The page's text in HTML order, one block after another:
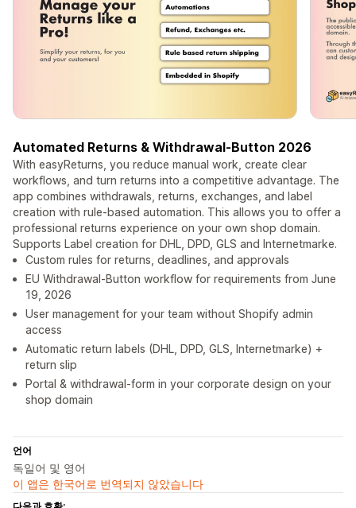
Automated Returns & Withdrawal-Button 2026
With easyReturns, you reduce manual work, create clear
workflows, and turn returns into a competitive advantage. The
app combines withdrawals, returns, exchanges, and label
creation with rule-based automation. This allows you to offer a
professional returns experience on your own shop domain.
Supports Label creation for DHL, DPD, GLS and Internetmarke.
Custom rules for returns, deadlines, and approvals
EU Withdrawal-Button workflow for requirements from June
19, 2026
User management for your team without Shopify admin
access
Automatic return labels (DHL, DPD, GLS, Internetmarke) +
return slip
Portal & withdrawal-form in your corporate design on your
shop domain
언어
독일어 및 영어
이 앱은 한국어로 번역되지 않았습니다